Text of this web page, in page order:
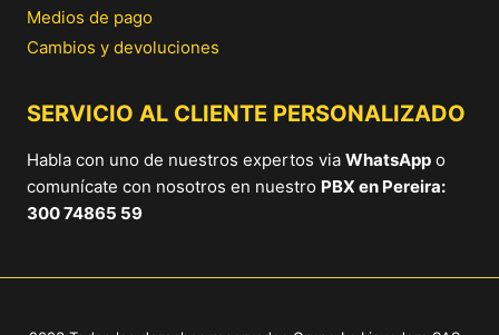
Medios de pago
Cambios y devoluciones
SERVICIO AL CLIENTE PERSONALIZADO
Habla con uno de nuestros expertos via WhatsApp o
comunícate con nosotros en nuestro PBX en Pereira:
300 74865 59